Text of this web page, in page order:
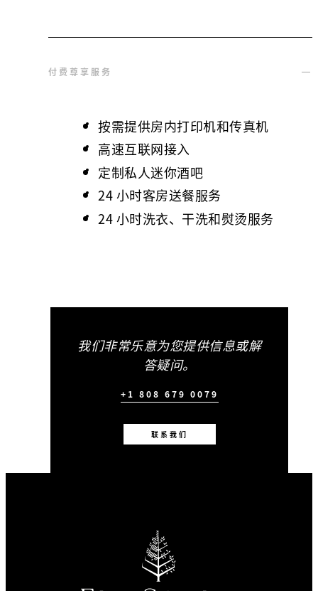
付费尊享服务
按需提供房内打印机和传真机
高速互联网接入
定制私人迷你酒吧
24 小时客房送餐服务
24 小时洗衣、干洗和熨烫服务
我们非常乐意为您提供信息或解
答疑问。
+1 808 679 0079
联系我们